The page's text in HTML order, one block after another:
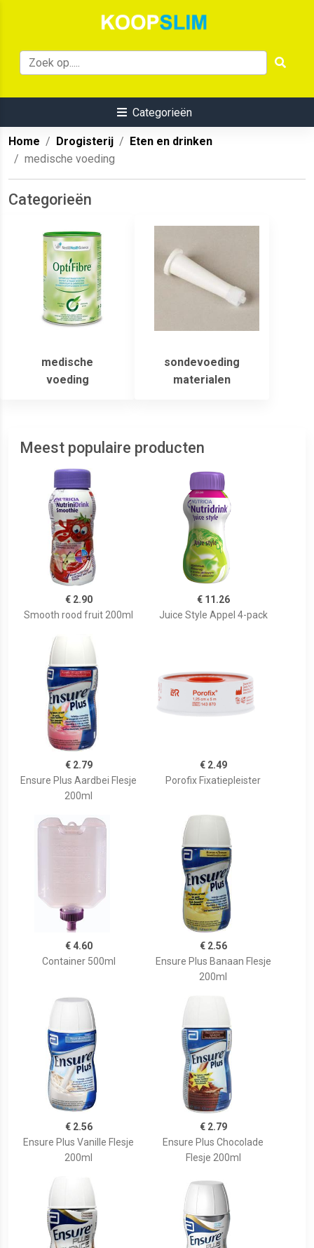
Categorieën
Home Drogisterij
Eten en drinken
medische voeding
Categorieën
medische
voeding
sondevoeding
materialen
Meest populaire producten
€ 2.90
Smooth rood fruit 200ml
€ 11.26
Juice Style Appel 4-pack
€ 2.79
Ensure Plus Aardbei Flesje
200ml
€ 2.49
Porofix Fixatiepleister
€ 4.60
Container 500ml
€ 2.56
Ensure Plus Banaan Flesje
200ml
€ 2.56
Ensure Plus Vanille Flesje
200ml
€ 2.79
Ensure Plus Chocolade
Flesje 200ml